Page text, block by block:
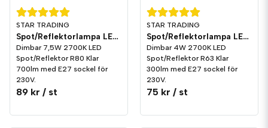
STAR TRADING
Spot/Reflektorlampa LED 700lm E27 2700K Dim
Dimbar 7,5W 2700K LED
Spot/Reflektor R80 Klar
700lm med E27 sockel för
230V.
89 kr / st
STAR TRADING
Spot/Reflektorlampa LED 300lm E27 2700K Dim
Dimbar 4W 2700K LED
Spot/Reflektor R63 Klar
300lm med E27 sockel för
230V.
75 kr / st